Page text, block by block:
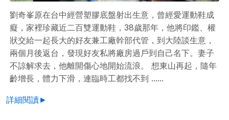
劉奇峯原在台中經營塑膠底盤射出生意，曾經愛運動鞋成
癡，家裡珍藏近二百雙運動鞋，38歲那年，他將印鑑、權
狀交給一起長大的好友兼工廠幹部代管，到大陸談生意，
兩個月後返台，發現好友私將廠房過戶到自己名下。妻子
不諒解求去，他離開傷心地開始流浪。 想東山再起，隨年
齡增長，體力下滑，連臨時工都找不到 ......
詳細閱讀►